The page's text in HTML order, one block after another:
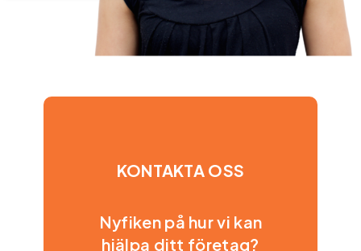
KONTAKTA OSS
Nyfiken på hur vi kan
hjälpa ditt företag?